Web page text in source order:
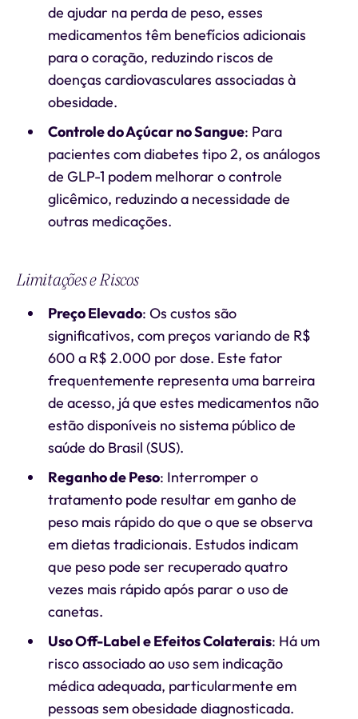
de ajudar na perda de peso, esses
medicamentos têm benefícios adicionais
para o coração, reduzindo riscos de
doenças cardiovasculares associadas à
obesidade.
Controle do Açúcar no Sangue: Para
pacientes com diabetes tipo 2, os análogos
de GLP-1 podem melhorar o controle
glicêmico, reduzindo a necessidade de
outras medicações.
Limitações e Riscos
Preço Elevado: Os custos são
significativos, com preços variando de R$
600 a R$ 2.000 por dose. Este fator
frequentemente representa uma barreira
de acesso, já que estes medicamentos não
estão disponíveis no sistema público de
saúde do Brasil (SUS).
Reganho de Peso: Interromper o
tratamento pode resultar em ganho de
peso mais rápido do que o que se observa
em dietas tradicionais. Estudos indicam
que peso pode ser recuperado quatro
vezes mais rápido após parar o uso de
canetas.
Uso Off-Label e Efeitos Colaterais: Há um
risco associado ao uso sem indicação
médica adequada, particularmente em
pessoas sem obesidade diagnosticada.